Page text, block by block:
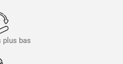
plus bas